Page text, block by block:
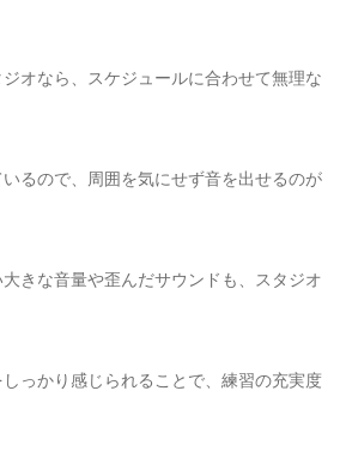
オなら、スケジュールに合わせて無理な
るので、周囲を気にせず音を出せるのが
きな音量や歪んだサウンドも、スタジオ
っかり感じられることで、練習の充実度